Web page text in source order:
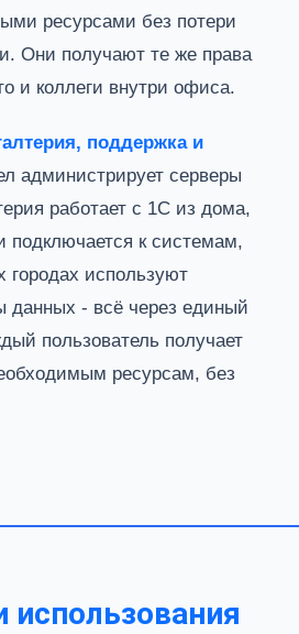
ресурсами без потери
Они получают те же права
и коллеги внутри офиса.
поддержка и
администрирует серверы
работает с 1С из дома,
подключается к системам,
используют
данных - всё через единый
пользователь получает
ресурсам, без
использования